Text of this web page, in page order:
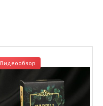
Видеообзор